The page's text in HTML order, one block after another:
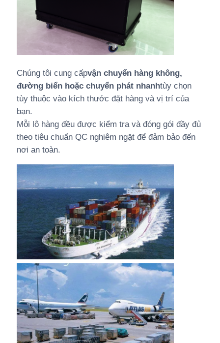
Chúng tôi cung cấpvận chuyển hàng không,
đường biển hoặc chuyển phát nhanhtùy chọn
tùy thuộc vào kích thước đặt hàng và vị trí của
bạn.
Mỗi lô hàng đều được kiểm tra và đóng gói đầy đủ
theo tiêu chuẩn QC nghiêm ngặt để đảm bảo đến
nơi an toàn.